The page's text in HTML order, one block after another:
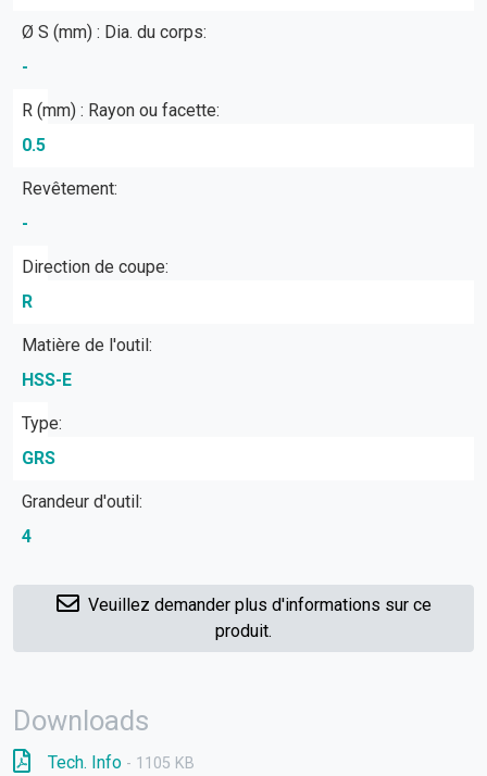
Ø S (mm) : Dia. du corps:
-
R (mm) : Rayon ou facette:
0.5
Revêtement:
-
Direction de coupe:
R
Matière de l'outil:
HSS-E
Type:
GRS
Grandeur d'outil:
4
Veuillez demander plus d'informations sur ce
produit.
Downloads
Tech. Info - 1105 KB